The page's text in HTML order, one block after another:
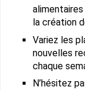
la création
Variez les
nouvelles
chaque
N’hésitez